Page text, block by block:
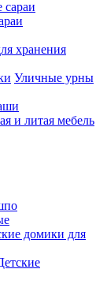
хранения
Уличные урны
и литая мебель
домики для